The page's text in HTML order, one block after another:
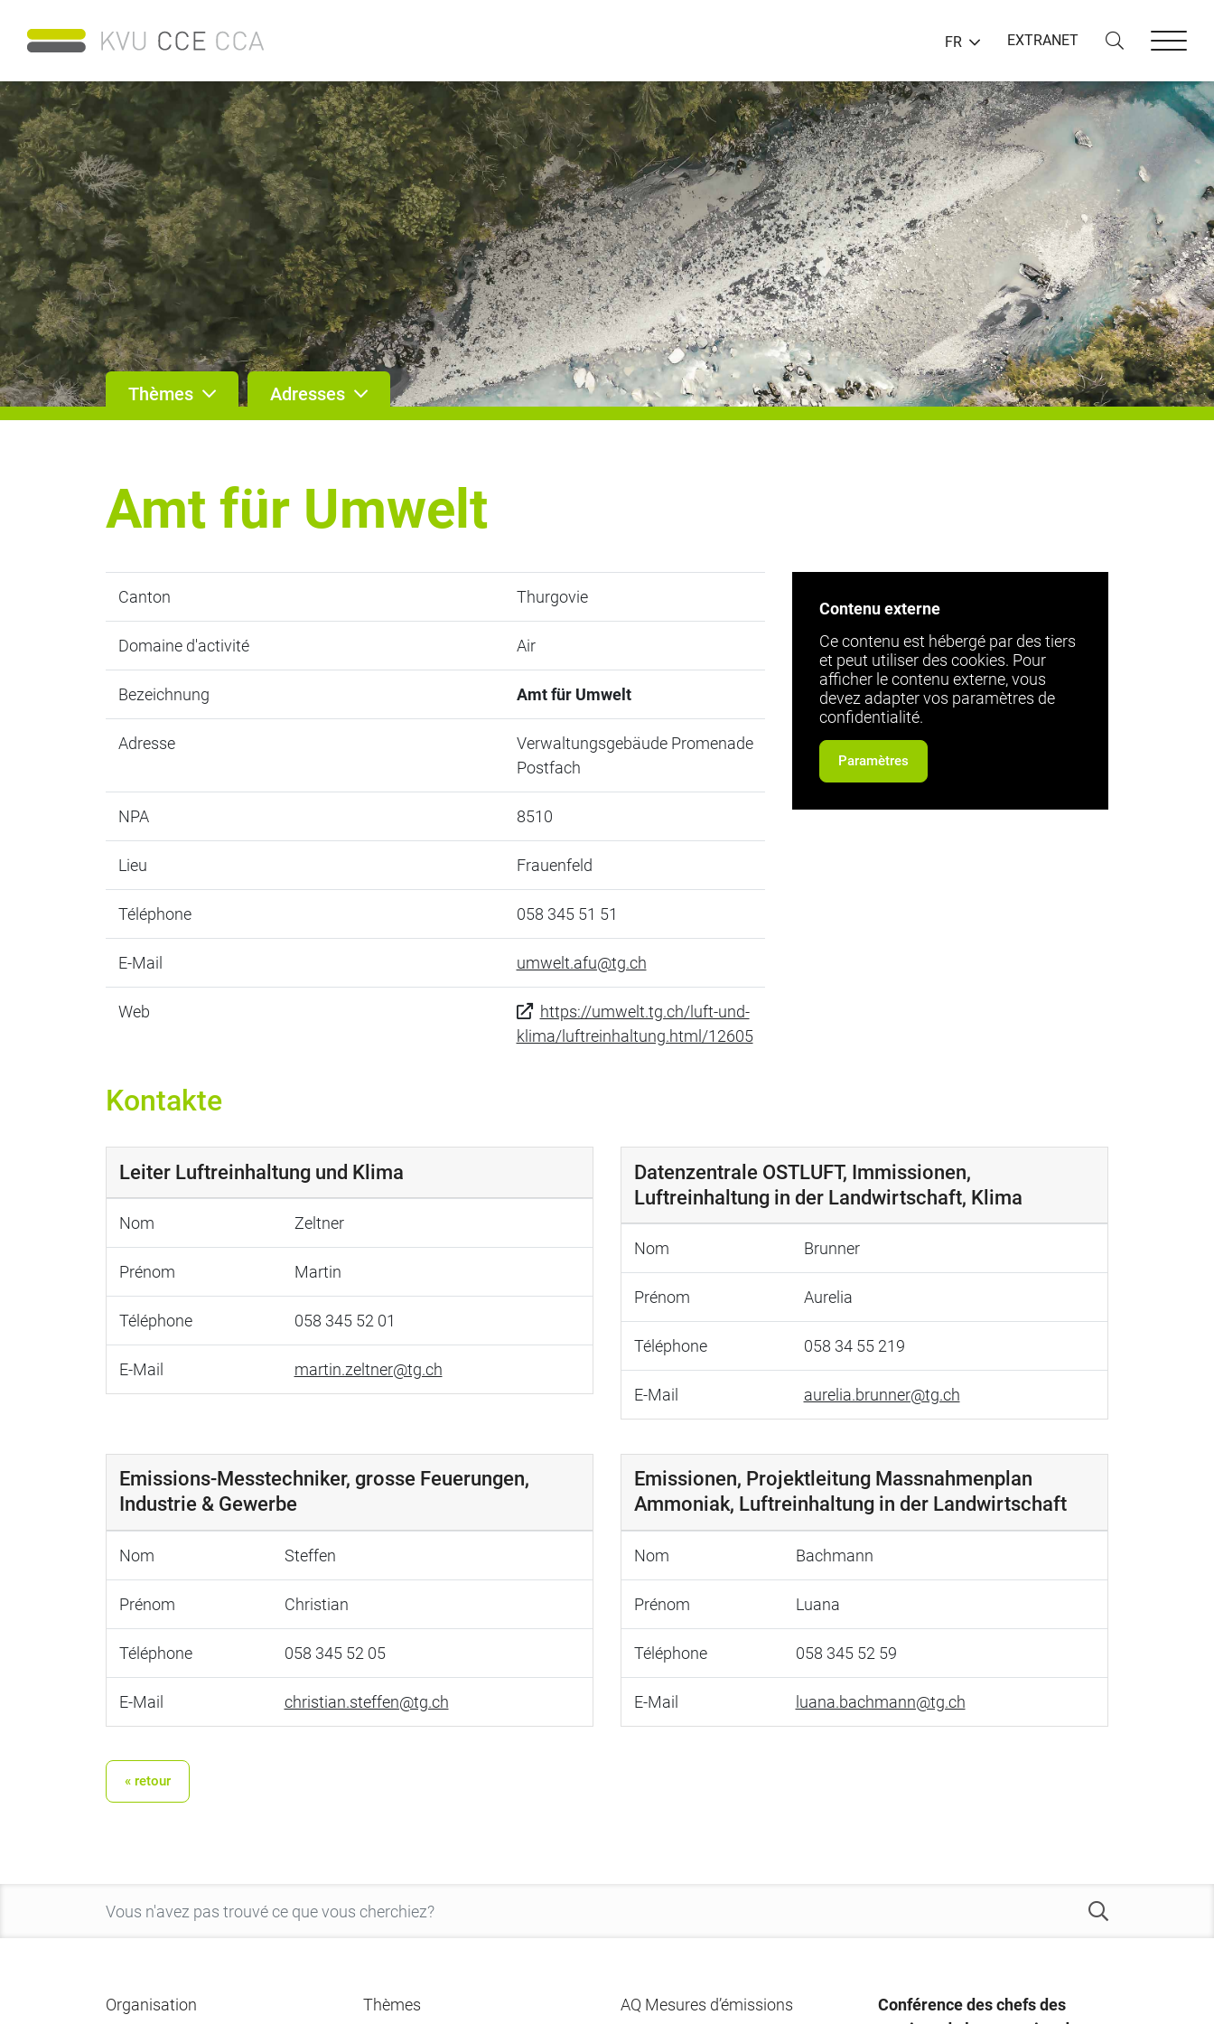
FR EXTRANET
Thèmes Adresses
Amt für Umwelt
Canton Thurgovie
Domaine d'activité Air
Bezeichnung Amt für Umwelt
Adresse
Verwaltungsgebäude Promenade
Postfach
NPA 8510
Lieu Frauenfeld
Téléphone 058 345 51 51
E-Mail umwelt.afu@tg.ch
Web
https://umwelt.tg.ch/luft-und-
klima/luftreinhaltung.html/12605
Contenu externe
Ce contenu est hébergé par des tiers
et peut utiliser des cookies. Pour
afficher le contenu externe, vous
devez adapter vos paramètres de
confidentialité.
Paramètres
Kontakte
Leiter Luftreinhaltung und Klima
Nom Zeltner
Prénom Martin
Téléphone 058 345 52 01
E-Mail martin.zeltner@tg.ch
Datenzentrale OSTLUFT, Immissionen,
Luftreinhaltung in der Landwirtschaft, Klima
Nom Brunner
Prénom Aurelia
Téléphone 058 34 55 219
E-Mail aurelia.brunner@tg.ch
Emissions-Messtechniker, grosse Feuerungen,
Industrie & Gewerbe
Nom Steffen
Prénom Christian
Téléphone 058 345 52 05
E-Mail christian.steffen@tg.ch
Emissionen, Projektleitung Massnahmenplan
Ammoniak, Luftreinhaltung in der Landwirtschaft
Nom Bachmann
Prénom Luana
Téléphone 058 345 52 59
E-Mail luana.bachmann@tg.ch
« retour
Organisation Thèmes AQ Mesures d’émissions
Conférence des chefs des